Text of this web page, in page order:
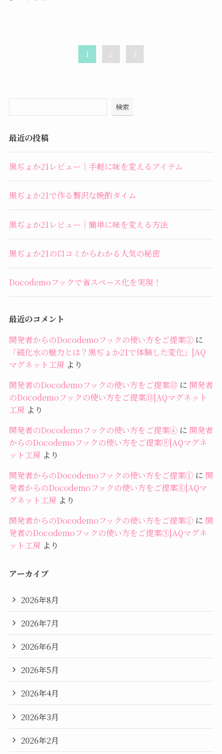
1 2 3
検索
最近の投稿
黒ぢょか21レビュー｜手軽に味を変えるアイテム
黒ぢょか21で作る贅沢な晩酌タイム
黒ぢょか21レビュー｜簡単に味を変える方法
黒ぢょか21の口コミからわかる人気の秘密
Docodemoフックで省スペース化を実現！
最近のコメント
開発者からのDocodemoフックの使い方をご提案②に
「磁化水の魅力とは？黒ぢょか21で体験した変化」|AQ
マグネット工房 より
開発者のDocodemoフックの使い方をご提案⑫に 開発者
のDocodemoフックの使い方をご提案⑬|AQマグネット
工房 より
開発者のDocodemoフックの使い方をご提案④に 開発者
からのDocodemoフックの使い方をご提案⑨|AQマグネ
ット工房 より
開発者からのDocodemoフックの使い方をご提案①に 開
発者からのDocodemoフックの使い方をご提案⑧|AQマ
グネット工房 より
開発者からのDocodemoフックの使い方をご提案①に 開
発者のDocodemoフックの使い方をご提案⑤|AQマグネ
ット工房 より
アーカイブ
2026年8月
2026年7月
2026年6月
2026年5月
2026年4月
2026年3月
2026年2月